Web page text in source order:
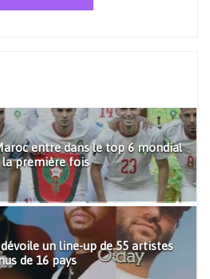
entre dans le top 6 mondial
première fois
un line-up de 55 artistes
de 16 pays